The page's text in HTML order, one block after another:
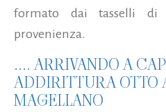
formato dai tasselli
provenienza.
.... ARRIVANDO A
ADDIRITTURA OTTO
MAGELLANO